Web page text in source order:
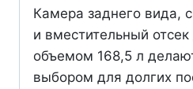
Камера заднего вида,
и вместительный
объемом 168,5 л
выбором для долгих